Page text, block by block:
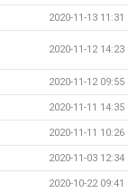
2020-11-13 11:31
2020-11-12 14:23
2020-11-12 09:55
2020-11-11 14:35
2020-11-11 10:26
2020-11-03 12:34
2020-10-22 09:41